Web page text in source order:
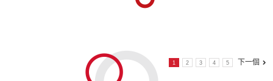
1 2 3 4 5 下一個